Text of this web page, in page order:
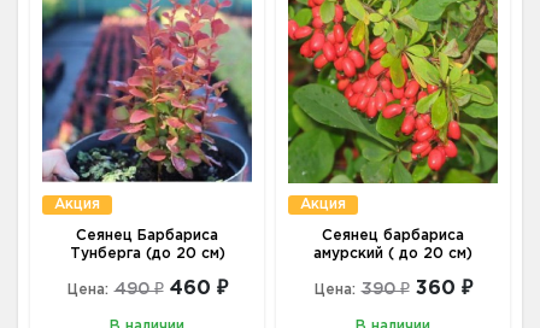
Акция
Сеянец Барбариса
Тунберга (до 20 см)
Цена: 490 ₽ 460 ₽
Акция
Сеянец барбариса
амурский ( до 20 см)
Цена: 390 ₽ 360 ₽